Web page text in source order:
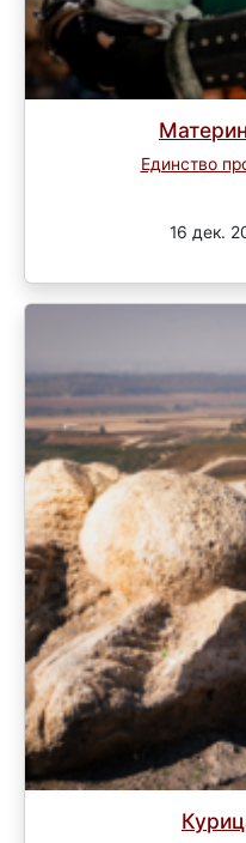
Единство
16 дек.